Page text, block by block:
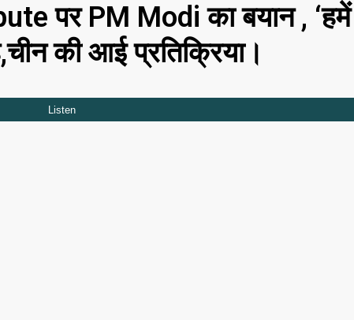
पर PM Modi का बयान , ‘हमें
की आई प्रतिक्रिया।